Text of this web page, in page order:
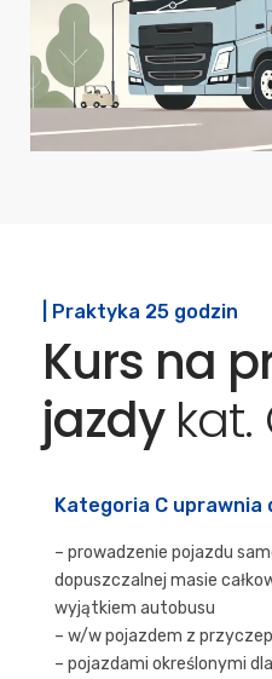
| Praktyka 25 godzin
Kurs na
jazdykat.
Kategoria C uprawnia
– prowadzenie pojazdu
dopuszczalnej masie
wyjątkiem autobusu
– w/w pojazdem z
– pojazdami określonymi